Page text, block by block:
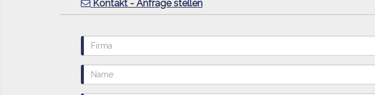
Kontakt - Anfrage stellen